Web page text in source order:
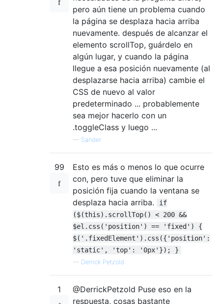
pero aún tiene un problema cuando
la página se desplaza hacia arriba
nuevamente. después de alcanzar el
elemento scrollTop, guárdelo en
algún lugar, y cuando la página
llegue a esa posición nuevamente (al
desplazarse hacia arriba) cambie el
CSS de nuevo al valor
predeterminado ... probablemente
sea mejor hacerlo con un
.toggleClass y luego ...
— Sander
99
Esto es más o menos lo que ocurre
con, pero tuve que eliminar la
posición fija cuando la ventana se
desplaza hacia arriba.
if
($(this).scrollTop() < 200 &&
$el.css('position') == 'fixed') {
$('.fixedElement').css({'position':
'static', 'top': '0px'}); }
— Derrick Petzold
1
@DerrickPetzold Puse eso en la
respuesta, cosas bastante